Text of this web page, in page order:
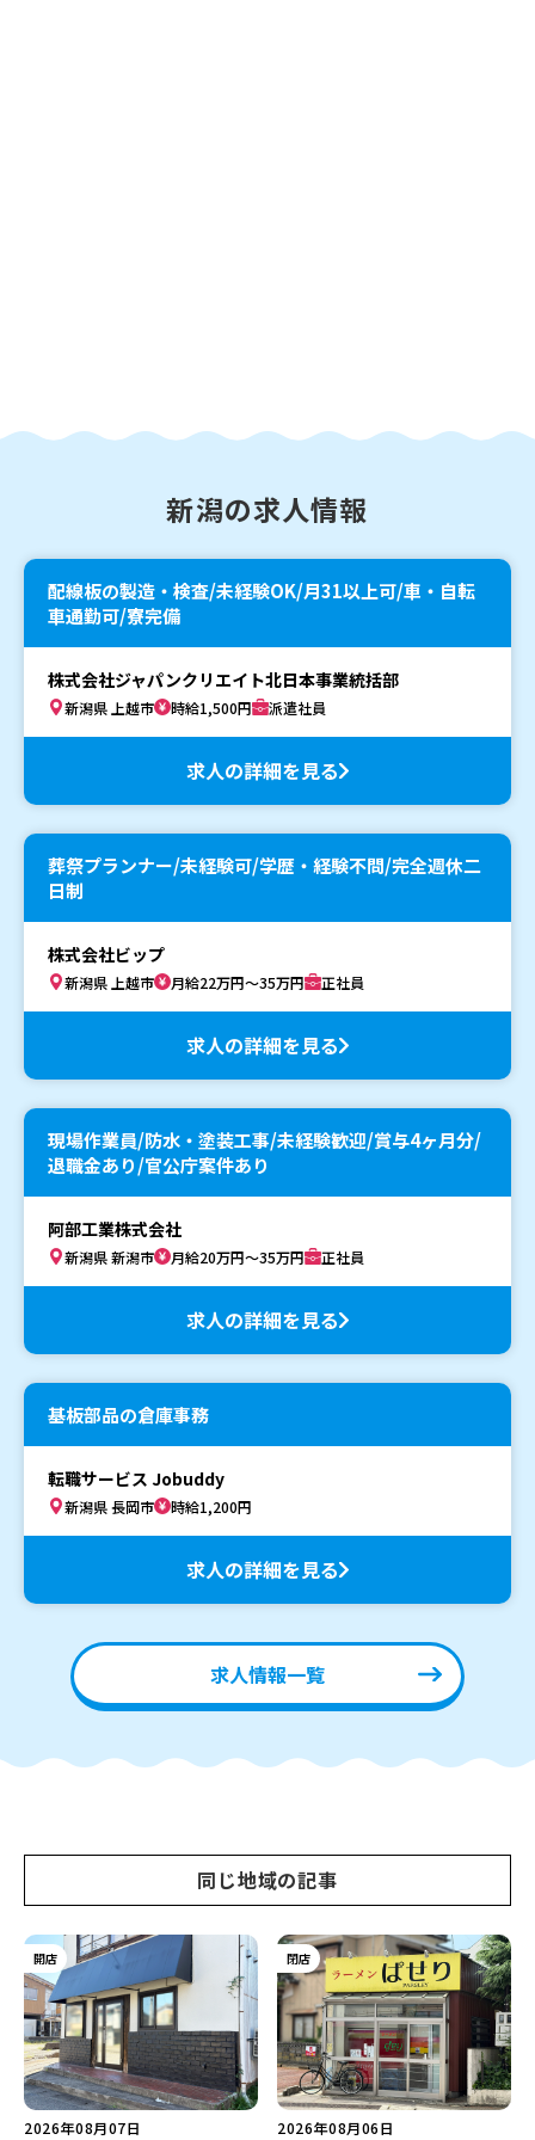
新潟の求人情報
配線板の製造・検査/未経験OK/月31以上可/車・自転
車通勤可/寮完備
株式会社ジャパンクリエイト北日本事業統括部
新潟県 上越市 時給1,500円 派遣社員
求人の詳細を見る
葬祭プランナー/未経験可/学歴・経験不問/完全週休二
日制
株式会社ビップ
新潟県 上越市 月給22万円～35万円 正社員
求人の詳細を見る
現場作業員/防水・塗装工事/未経験歓迎/賞与4ヶ月分/
退職金あり/官公庁案件あり
阿部工業株式会社
新潟県 新潟市 月給20万円～35万円 正社員
求人の詳細を見る
基板部品の倉庫事務
転職サービス Jobuddy
新潟県 長岡市 時給1,200円
求人の詳細を見る
求人情報一覧
同じ地域の記事
開店
2026年08月07日
閉店
2026年08月06日